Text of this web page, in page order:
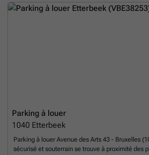
aujourd'hui pour réserver votre emplacement.
directement votre parking sur le lien suivant :
Parking à louer
1040 Etterbeek
Parking à louer Avenue des Arts 43 - Bruxelles
sécurisé et souterrain se trouve à proximité des